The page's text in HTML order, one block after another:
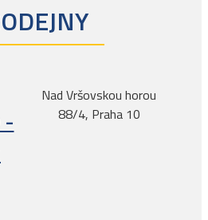
-
Nad Vršovskou horou
88/4, Praha 10